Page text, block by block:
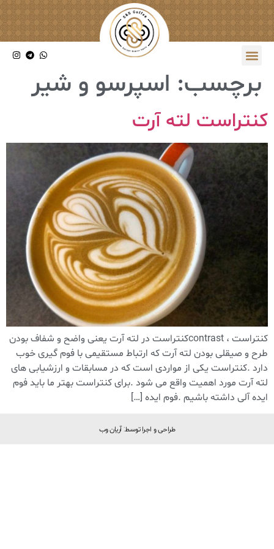
برچسب: اسپرسو و شیر
کنتراست لته آرت
کنتراست ، contrastکنتراست در لته آرت یعنی واضح و شفاف بودن
طرح و صیقلی بودن لته آرت که ارتباط مستقیمی با فوم گیری خوب
دارد .کنتراست یکی از مواردی است که در مسابقات و ارزشیابی های
لته آرت مورد اهمیت واقع می شود .برای کنتراست بهتر ما باید فوم
ایده آلی داشته باشیم .فوم ایده […]
طراحی و اجرا توسط: آریان وب